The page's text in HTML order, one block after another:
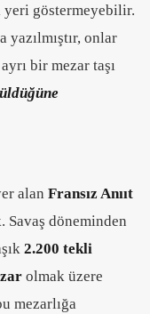
yeri göstermeyebilir.
onlar
bir mezar taşı
alan Fransız Anııt
Savaş döneminden
2.200 tekli
olmak üzere
mezarlığa